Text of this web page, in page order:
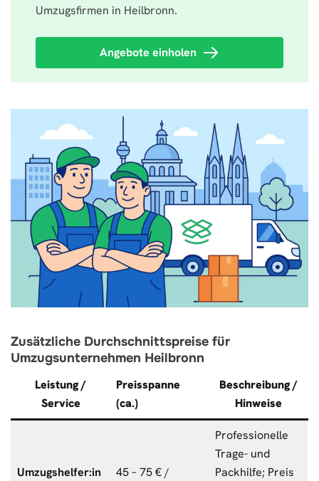
Umzugsfirmen in Heilbronn.
Angebote einholen
Zusätzliche Durchschnittspreise für
Umzugsunternehmen Heilbronn
Leistung /
Service
Preisspanne
(ca.)
Beschreibung /
Hinweise
Umzugshelfer:in
45 – 75 € /
Professionelle
Trage- und
Packhilfe; Preis